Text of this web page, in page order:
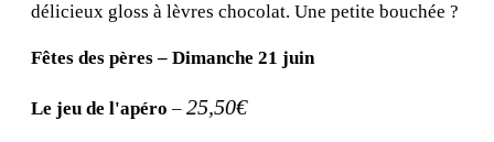
délicieux gloss à lèvres chocolat. Une petite bouchée ?
Fêtes des pères – Dimanche 21 juin
Le jeu de l'apéro – 25,50€